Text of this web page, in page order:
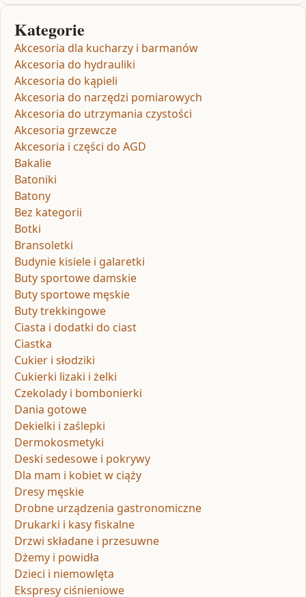
Kategorie
Akcesoria dla kucharzy i barmanów
Akcesoria do hydrauliki
Akcesoria do kąpieli
Akcesoria do narzędzi pomiarowych
Akcesoria do utrzymania czystości
Akcesoria grzewcze
Akcesoria i części do AGD
Bakalie
Batoniki
Batony
Bez kategorii
Botki
Bransoletki
Budynie kisiele i galaretki
Buty sportowe damskie
Buty sportowe męskie
Buty trekkingowe
Ciasta i dodatki do ciast
Ciastka
Cukier i słodziki
Cukierki lizaki i żelki
Czekolady i bombonierki
Dania gotowe
Dekielki i zaślepki
Dermokosmetyki
Deski sedesowe i pokrywy
Dla mam i kobiet w ciąży
Dresy męskie
Drobne urządzenia gastronomiczne
Drukarki i kasy fiskalne
Drzwi składane i przesuwne
Dżemy i powidła
Dzieci i niemowlęta
Ekspresy ciśnieniowe